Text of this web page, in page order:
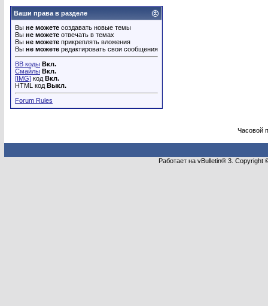
Ваши права в разделе
Вы не можете создавать новые темы
Вы не можете отвечать в темах
Вы не можете прикреплять вложения
Вы не можете редактировать свои сообщения
BB коды Вкл.
Смайлы Вкл.
[IMG] код Вкл.
HTML код Выкл.
Forum Rules
Часовой
Работает на vBulletin® 3.